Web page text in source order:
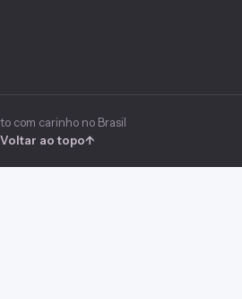
com carinho no Brasil
Voltar ao topo↑